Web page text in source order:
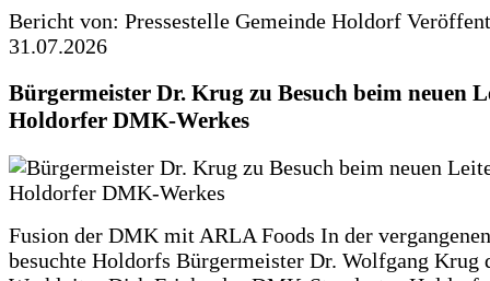
Bericht von: Pressestelle Gemeinde Holdorf
31.07.2026
Bürgermeister Dr. Krug zu Besuch beim neuen
Holdorfer DMK-Werkes
Fusion der DMK mit ARLA Foods In der
besuchte Holdorfs Bürgermeister Dr. Wolfgang Krug